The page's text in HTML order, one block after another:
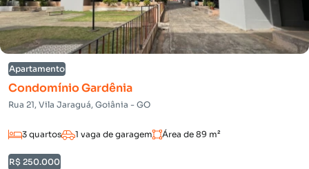
Apartamento
Condomínio Gardênia
Rua 21, Vila Jaraguá, Goiânia - GO
3 quartos 1 vaga de garagem Área de 89 m²
R$ 250.000